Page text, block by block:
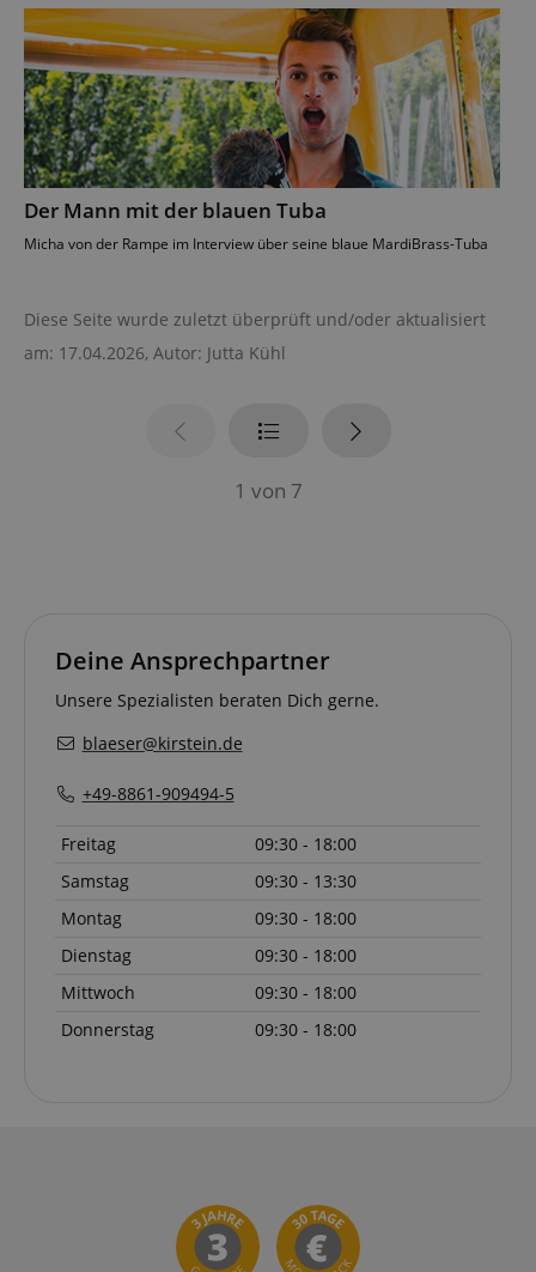
Der Mann mit der blauen Tuba
Micha von der Rampe im Interview über seine blaue MardiBrass-Tuba
Diese Seite wurde zuletzt überprüft und/oder aktualisiert
am: 17.04.2026, Autor: Jutta Kühl
1 von 7
Deine Ansprechpartner
Unsere Spezialisten beraten Dich gerne.
blaeser@kirstein.de
+49-8861-909494-5
Freitag
09:30 - 18:00
Samstag
09:30 - 13:30
Montag
09:30 - 18:00
Dienstag
09:30 - 18:00
Mittwoch
09:30 - 18:00
Donnerstag
09:30 - 18:00